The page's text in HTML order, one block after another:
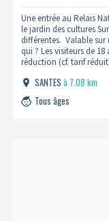
Une entrée au Relais
le jardin des cultures
différentes. Valable sur
qui ? Les visiteurs de
réduction (cf. tarif
SANTESà 7.08 km
Tous âges